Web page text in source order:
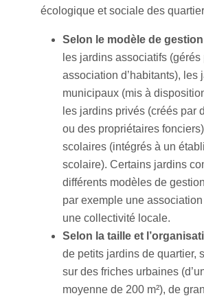
écologique et sociale des
Selon le modèle de
les jardins associatifs (gérés
association d’habitants), les
municipaux (mis à
les jardins privés (créés par
ou des propriétaires
scolaires (intégrés à un
scolaire). Certains jardins
différents modèles de
par exemple une association
une collectivité locale.
Selon la taille et
de petits jardins de quartier,
sur des friches urbaines
moyenne de 200 m²), de